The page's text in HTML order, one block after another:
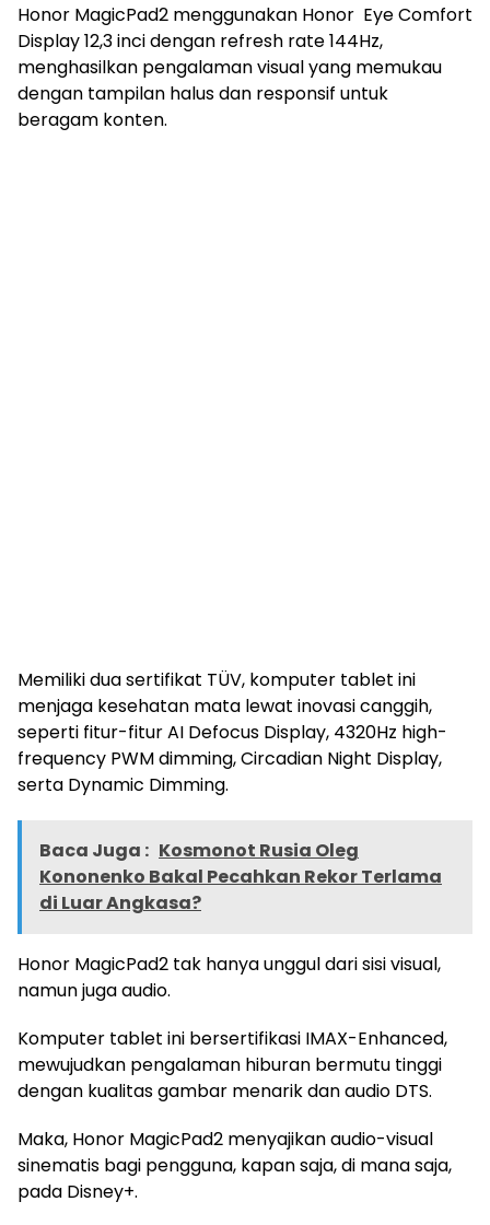
Honor MagicPad2 menggunakan Honor Eye Comfort
Display 12,3 inci dengan refresh rate 144Hz,
menghasilkan pengalaman visual yang memukau
dengan tampilan halus dan responsif untuk
beragam konten.
Memiliki dua sertifikat TÜV, komputer tablet ini
menjaga kesehatan mata lewat inovasi canggih,
seperti fitur-fitur AI Defocus Display, 4320Hz high-
frequency PWM dimming, Circadian Night Display,
serta Dynamic Dimming.
Baca Juga : Kosmonot Rusia Oleg
Kononenko Bakal Pecahkan Rekor Terlama
di Luar Angkasa?
Honor MagicPad2 tak hanya unggul dari sisi visual,
namun juga audio.
Komputer tablet ini bersertifikasi IMAX-Enhanced,
mewujudkan pengalaman hiburan bermutu tinggi
dengan kualitas gambar menarik dan audio DTS.
Maka, Honor MagicPad2 menyajikan audio-visual
sinematis bagi pengguna, kapan saja, di mana saja,
pada Disney+.